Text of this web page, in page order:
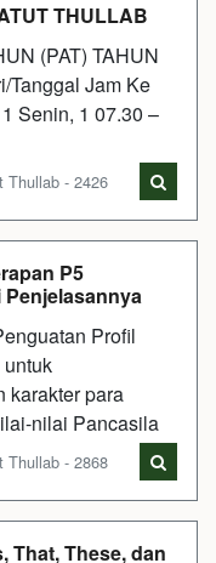
THULLAB
(PAT) TAHUN
Jam Ke
Senin, 1 07.30 –
Thullab - 2426
P5
Profil
karakter para
nilai Pancasila
Thullab - 2868
That, These, dan